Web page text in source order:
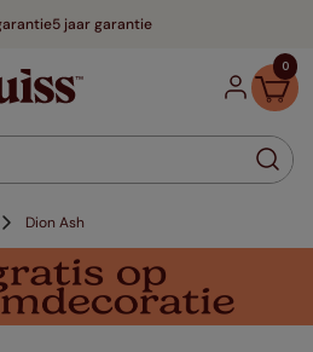
5 jaar garantie
0
Dion Ash